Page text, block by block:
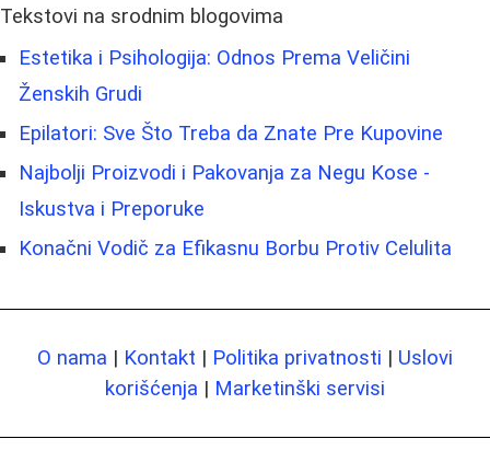
Tekstovi na srodnim blogovima
Estetika i Psihologija: Odnos Prema Veličini
Ženskih Grudi
Epilatori: Sve Što Treba da Znate Pre Kupovine
Najbolji Proizvodi i Pakovanja za Negu Kose -
Iskustva i Preporuke
Konačni Vodič za Efikasnu Borbu Protiv Celulita
O nama | Kontakt | Politika privatnosti | Uslovi
korišćenja | Marketinški servisi